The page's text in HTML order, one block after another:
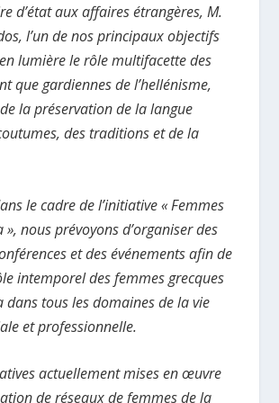
d’état aux affaires étrangères, M.
l’un de nos principaux objectifs
lumière le rôle multifacette des
que gardiennes de l’hellénisme,
la préservation de la langue
des traditions et de la
le cadre de l’initiative « Femmes
nous prévoyons d’organiser des
et des événements afin de
intemporel des femmes grecques
dans tous les domaines de la vie
et professionnelle.
actuellement mises en œuvre
de réseaux de femmes de la